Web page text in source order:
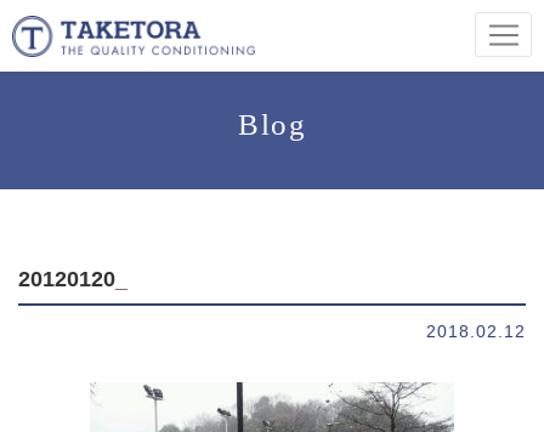
Blog
20120120_
2018.02.12